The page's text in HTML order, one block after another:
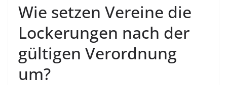
Wie setzen Vereine die
Lockerungen nach der
gültigen Verordnung
um?